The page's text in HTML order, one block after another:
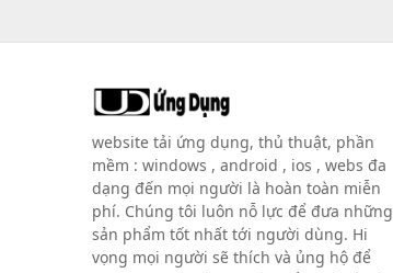
website tải ứng dụng, thủ thuật, phần
mềm : windows , android , ios , webs đa
dạng đến mọi người là hoàn toàn miễn
phí. Chúng tôi luôn nỗ lực để đưa những
sản phẩm tốt nhất tới người dùng. Hi
vọng mọi người sẽ thích và ủng hộ để